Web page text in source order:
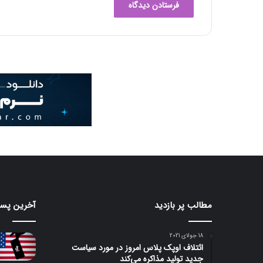
مطالب پر بازدید
18 جولای 2021
ائتلاف اوپک پلاس امروز در مورد سیاست
جدید تولید مذاکره می‌کند
آخرین